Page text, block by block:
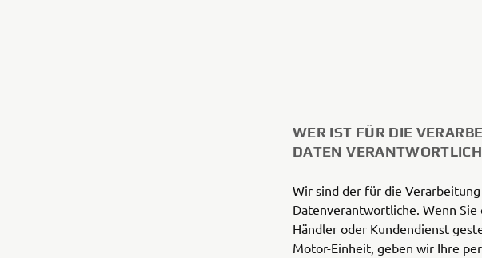
WER IST FÜR DIE
DATEN
Wir sind der für die
Datenverantwortliche. Wenn
Händler oder Kundendienst
Motor-Einheit, geben wir Ihre